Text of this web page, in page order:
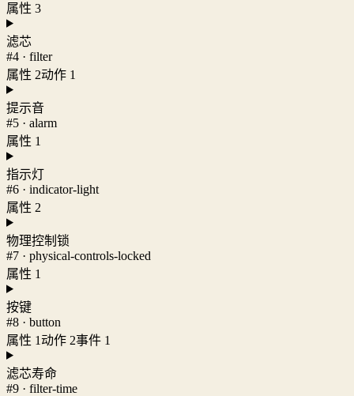
属性 3
滤芯
#4 · filter
属性 2动作 1
提示音
#5 · alarm
属性 1
指示灯
#6 · indicator-light
属性 2
物理控制锁
#7 · physical-controls-locked
属性 1
按键
#8 · button
属性 1动作 2事件 1
滤芯寿命
#9 · filter-time